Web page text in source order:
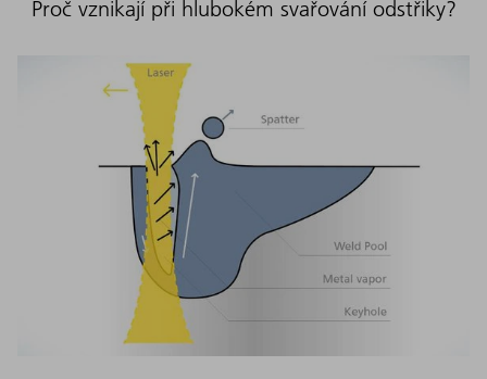
Proč vznikají při hlubokém svařování odstřiky?